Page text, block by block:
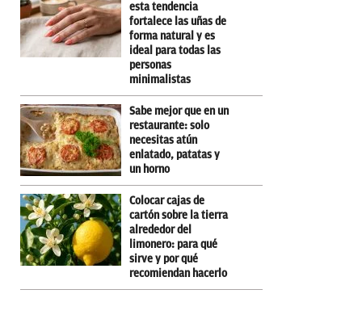
esta tendencia
fortalece las uñas de
forma natural y es
ideal para todas las
personas
minimalistas
Sabe mejor que en un
restaurante: solo
necesitas atún
enlatado, patatas y
un horno
Colocar cajas de
cartón sobre la tierra
alrededor del
limonero: para qué
sirve y por qué
recomiendan hacerlo